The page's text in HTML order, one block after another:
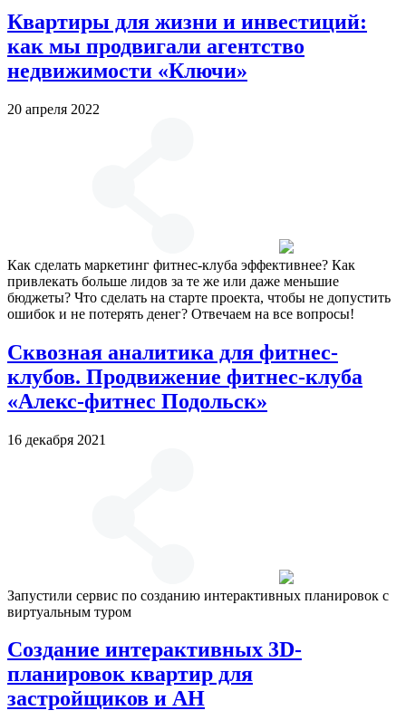
Квартиры для жизни и инвестиций:
как мы продвигали агентство
недвижимости «Ключи»
20 апреля 2022
Как сделать маркетинг фитнес-клуба эффективнее? Как
привлекать больше лидов за те же или даже меньшие
бюджеты? Что сделать на старте проекта, чтобы не допустить
ошибок и не потерять денег? Отвечаем на все вопросы!
Сквозная аналитика для фитнес-
клубов. Продвижение фитнес-клуба
«Алекс-фитнес Подольск»
16 декабря 2021
Запустили сервис по созданию интерактивных планировок с
виртуальным туром
Создание интерактивных 3D-
планировок квартир для
застройщиков и АН